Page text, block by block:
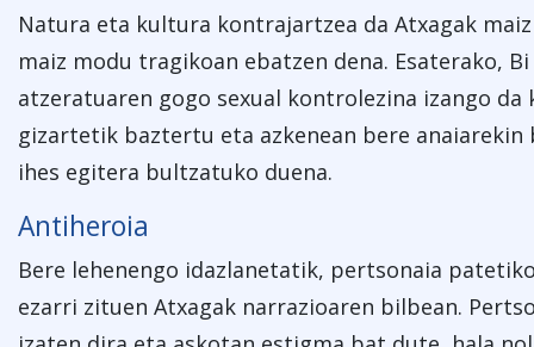
Natura eta kultura kontrajartzea da Atxagak
maiz modu tragikoan ebatzen dena. Esaterako,
atzeratuaren gogo sexual kontrolezina izango
gizartetik baztertu eta azkenean bere
ihes egitera bultzatuko duena.
Antiheroia
Bere lehenengo idazlanetatik, pertsonaia
ezarri zituen Atxagak narrazioaren bilbean.